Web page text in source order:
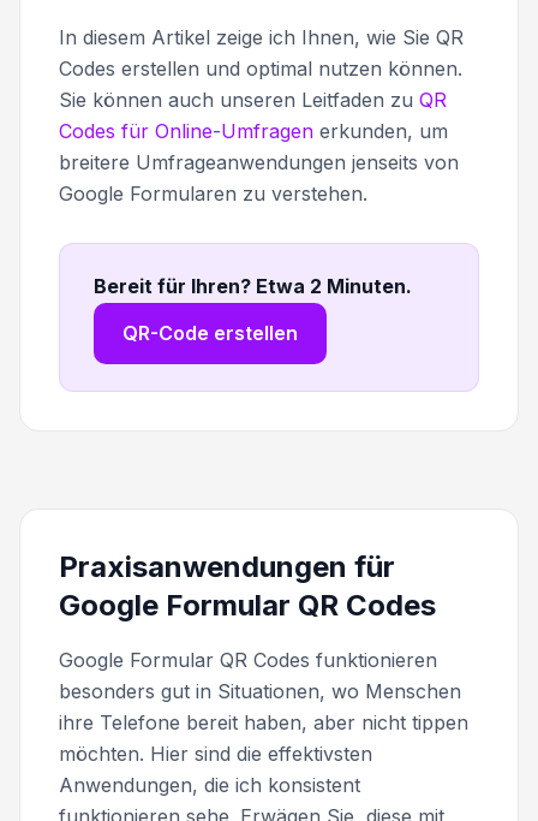
In diesem Artikel zeige ich Ihnen, wie Sie QR
Codes erstellen und optimal nutzen können.
Sie können auch unseren Leitfaden zu QR
Codes für Online-Umfragen erkunden, um
breitere Umfrageanwendungen jenseits von
Google Formularen zu verstehen.
Bereit für Ihren? Etwa 2 Minuten.
QR-Code erstellen
Praxisanwendungen für
Google Formular QR Codes
Google Formular QR Codes funktionieren
besonders gut in Situationen, wo Menschen
ihre Telefone bereit haben, aber nicht tippen
möchten. Hier sind die effektivsten
Anwendungen, die ich konsistent
funktionieren sehe. Erwägen Sie, diese mit